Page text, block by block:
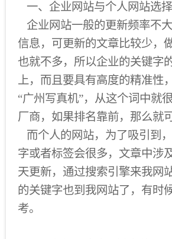
一、企业网站与个人网站选
企业网站一般的更新频率不
信息，可更新的文章比较少，
也就不多，所以企业的关键字
上，而且要具有高度的精准
“广州写真机”，从这个词中就
厂商，如果排名靠前，那么就
而个人的网站，为了吸引到
字或者标签会很多，文章中涉
天更新，通过搜索引擎来我网
的关键字也到我网站了，有时
考。